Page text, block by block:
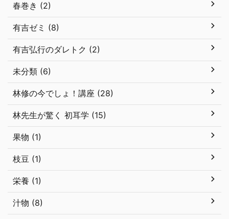
春巻き (2)
有吉ゼミ (8)
有吉弘行のダレトク (2)
未分類 (6)
林修の今でしょ！講座 (28)
林先生が驚く 初耳学 (15)
果物 (1)
枝豆 (1)
栄養 (1)
汁物 (8)